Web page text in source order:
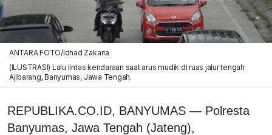
ANTARA FOTO/Idhad Zakaria
(ILUSTRASI) Lalu lintas kendaraan saat arus mudik di ruas jalur tengah
Ajibarang, Banyumas, Jawa Tengah.
REPUBLIKA.CO.ID, BANYUMAS — Polresta
Banyumas, Jawa Tengah (Jateng),